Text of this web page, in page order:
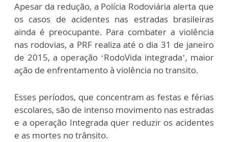
Apesar da redução, a Polícia Rodoviária alerta que
os casos de acidentes nas estradas brasileiras
ainda é preocupante. Para combater a violência
nas rodovias, a PRF realiza até o dia 31 de janeiro
de 2015, a operação ‘RodoVida integrada’, maior
ação de enfrentamento à violência no transito.
Esses períodos, que concentram as festas e férias
escolares, são de intenso movimento nas estradas
e a operação Integrada quer reduzir os acidentes
e as mortes no trânsito.